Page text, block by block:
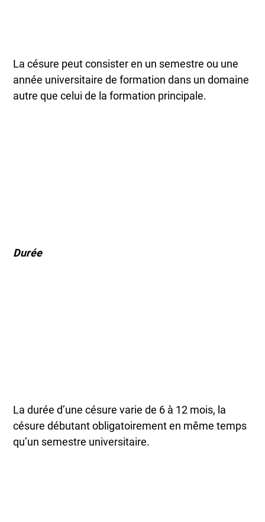
La césure peut consister en un semestre ou une
année universitaire de formation dans un domaine
autre que celui de la formation principale.
Durée
La durée d’une césure varie de 6 à 12 mois, la
césure débutant obligatoirement en même temps
qu’un semestre universitaire.